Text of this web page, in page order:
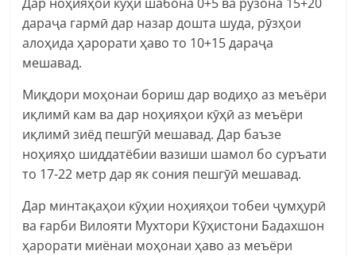
дараҷа гармӣ дар назар дошта шуда, рӯзҳои
алоҳида ҳарорати ҳаво то 10+15 дараҷа
мешавад.
Миқдори моҳонаи бориш дар водиҳо аз меъёри
иқлимӣ кам ва дар ноҳияҳои кӯҳӣ аз меъёри
иқлимӣ зиёд пешгӯӣ мешавад. Дар баъзе
ноҳияҳо шиддатёбии вазиши шамол бо суръати
то 17-22 метр дар як сония пешгӯӣ мешавад.
Дар минтақаҳои кӯҳии ноҳияҳои тобеи ҷумҳурӣ
ва ғарби Вилояти Мухтори Кӯҳистони Бадахшон
ҳарорати миёнаи моҳонаи ҳаво аз меъёри